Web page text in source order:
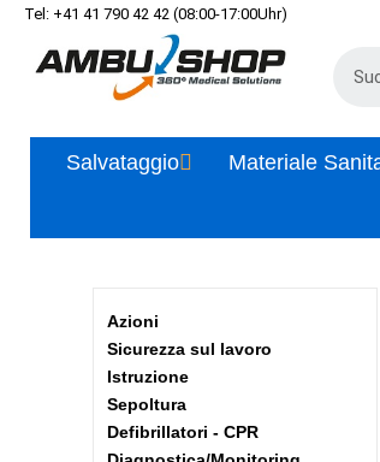
Tel: +41 41 790 42 42 (08:00-17:00Uhr)
Salvataggio Materiale
Azioni
Sicurezza sul lavoro
Istruzione
Sepoltura
Defibrillatori - CPR